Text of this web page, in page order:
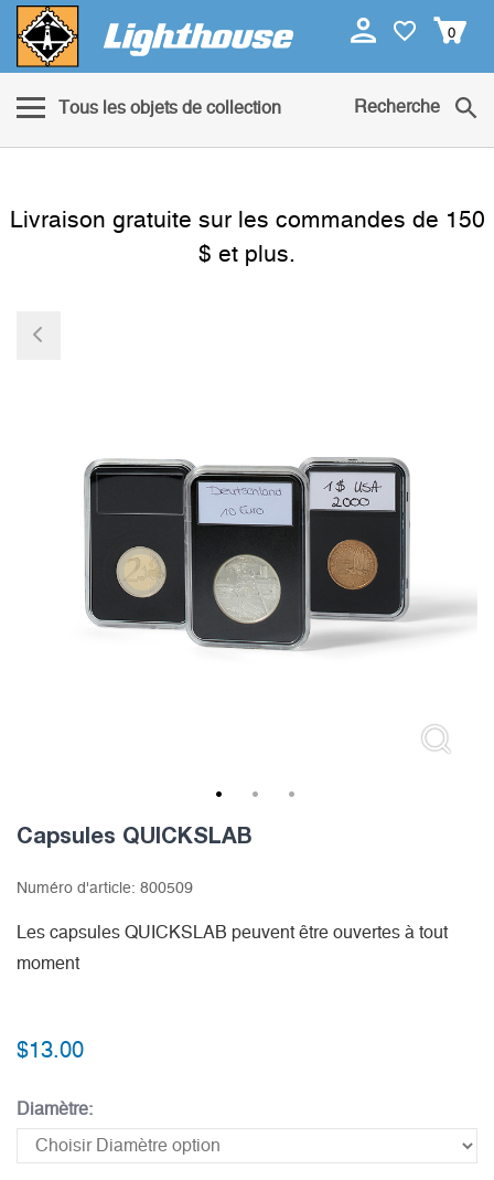
0
Tous les objets de collection Recherche
Livraison gratuite sur les commandes de 150
$ et plus.
Capsules QUICKSLAB
Numéro d'article: 800509
Les capsules QUICKSLAB peuvent être ouvertes à tout
moment
$13.00
Diamètre: